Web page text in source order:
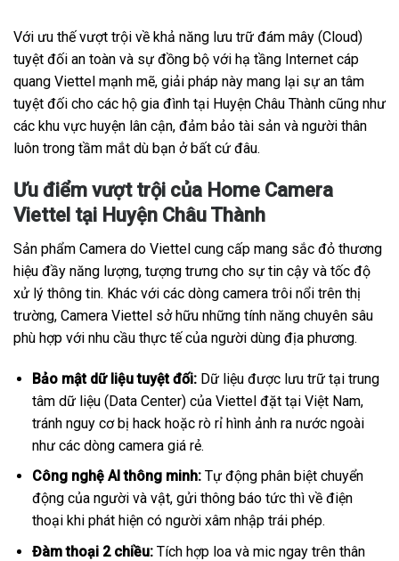
Với ưu thế vượt trội về khả năng lưu trữ đám mây (Cloud)
tuyệt đối an toàn và sự đồng bộ với hạ tầng Internet cáp
quang Viettel mạnh mẽ, giải pháp này mang lại sự an tâm
tuyệt đối cho các hộ gia đình tại Huyện Châu Thành cũng như
các khu vực huyện lân cận, đảm bảo tài sản và người thân
luôn trong tầm mắt dù bạn ở bất cứ đâu.
Ưu điểm vượt trội của Home Camera
Viettel tại Huyện Châu Thành
Sản phẩm Camera do Viettel cung cấp mang sắc đỏ thương
hiệu đầy năng lượng, tượng trưng cho sự tin cậy và tốc độ
xử lý thông tin. Khác với các dòng camera trôi nổi trên thị
trường, Camera Viettel sở hữu những tính năng chuyên sâu
phù hợp với nhu cầu thực tế của người dùng địa phương.
Bảo mật dữ liệu tuyệt đối:Dữ liệu được lưu trữ tại trung
tâm dữ liệu (Data Center) của Viettel đặt tại Việt Nam,
tránh nguy cơ bị hack hoặc rò rỉ hình ảnh ra nước ngoài
như các dòng camera giá rẻ.
Công nghệ AI thông minh:Tự động phân biệt chuyển
động của người và vật, gửi thông báo tức thì về điện
thoại khi phát hiện có người xâm nhập trái phép.
Đàm thoại 2 chiều:Tích hợp loa và mic ngay trên thân